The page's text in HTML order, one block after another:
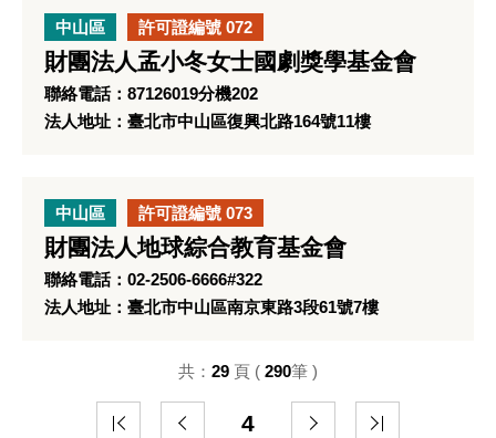
中山區 許可證編號 072
財團法人孟小冬女士國劇獎學基金會
聯絡電話：87126019分機202
法人地址：臺北市中山區復興北路164號11樓
中山區 許可證編號 073
財團法人地球綜合教育基金會
聯絡電話：02-2506-6666#322
法人地址：臺北市中山區南京東路3段61號7樓
4
共： 29 頁 ( 290筆 )